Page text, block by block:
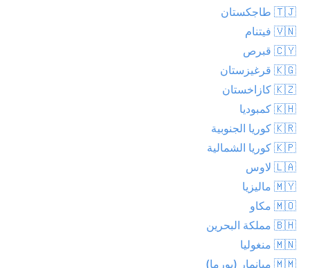
🇹🇯 طاجكستان
🇻🇳 فيتنام
🇨🇾 قبرص
🇰🇬 قرغيزستان
🇰🇿 كازاخستان
🇰🇭 كمبوديا
🇰🇷 كوريا الجنوبية
🇰🇵 كوريا الشمالية
🇱🇦 لاوس
🇲🇾 ماليزيا
🇲🇴 مكاو
🇧🇭 مملكة البحرين
🇲🇳 منغوليا
🇲🇲 ميانمار (بورما)